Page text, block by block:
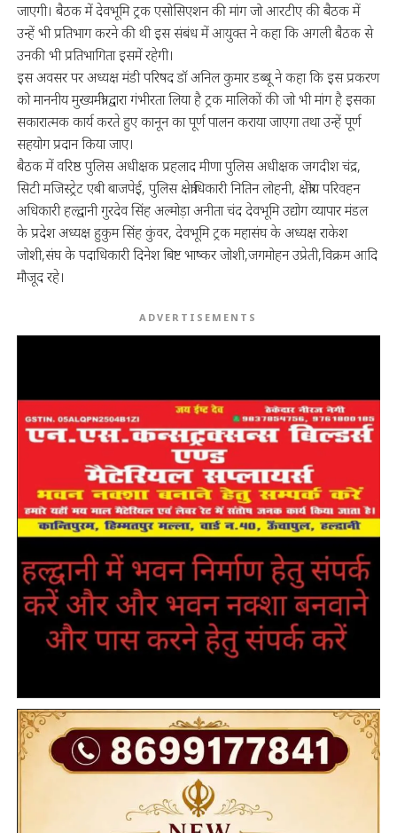
जाएगी। बैठक में देवभूमि ट्रक एसोसिएशन की मांग जो आरटीए की बैठक में
उन्हें भी प्रतिभाग करने की थी इस संबंध में आयुक्त ने कहा कि अगली बैठक से
उनकी भी प्रतिभागिता इसमें रहेगी।
इस अवसर पर अध्यक्ष मंडी परिषद डॉ अनिल कुमार डब्बू ने कहा कि इस प्रकरण
को माननीय मुख्यमंत्री द्वारा गंभीरता लिया है ट्रक मालिकों की जो भी मांग है इसका
सकारात्मक कार्य करते हुए कानून का पूर्ण पालन कराया जाएगा तथा उन्हें पूर्ण
सहयोग प्रदान किया जाए।
बैठक में वरिष्ठ पुलिस अधीक्षक प्रहलाद मीणा पुलिस अधीक्षक जगदीश चंद्र,
सिटी मजिस्ट्रेट एबी बाजपेई, पुलिस क्षेत्राधिकारी नितिन लोहनी, क्षेत्रीय परिवहन
अधिकारी हल्द्वानी गुरदेव सिंह अल्मोड़ा अनीता चंद देवभूमि उद्योग व्यापार मंडल
के प्रदेश अध्यक्ष हुकुम सिंह कुंवर, देवभूमि ट्रक महासंघ के अध्यक्ष राकेश
जोशी,संघ के पदाधिकारी दिनेश बिष्ट भाष्कर जोशी,जगमोहन उप्रेती,विक्रम आदि
मौजूद रहे।
ADVERTISEMENTS